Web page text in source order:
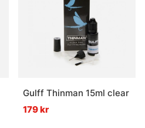
Gulff Thinman 15ml clear
179 kr